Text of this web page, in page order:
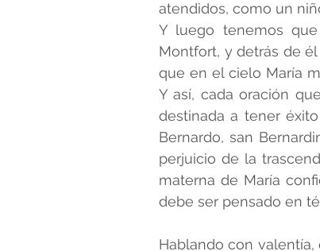
atendidos, como un
Y luego tenemos
Montfort, y detrás de
que en el cielo María
Y así, cada oración
destinada a tener
Bernardo, san
perjuicio de la
materna de María
debe ser pensado en
Hablando con